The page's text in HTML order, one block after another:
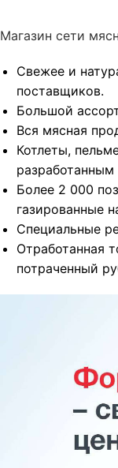
Магазин сети
Свежее и
поставщиков.
Большой
Вся мясная
Котлеты,
Более 2 000
газированные
Специальные
Отработанная
потраченный